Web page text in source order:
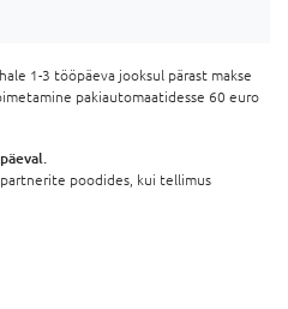
1-3 tööpäeva jooksul pärast makse
pakiautomaatidesse 60 euro
poodides, kui tellimus